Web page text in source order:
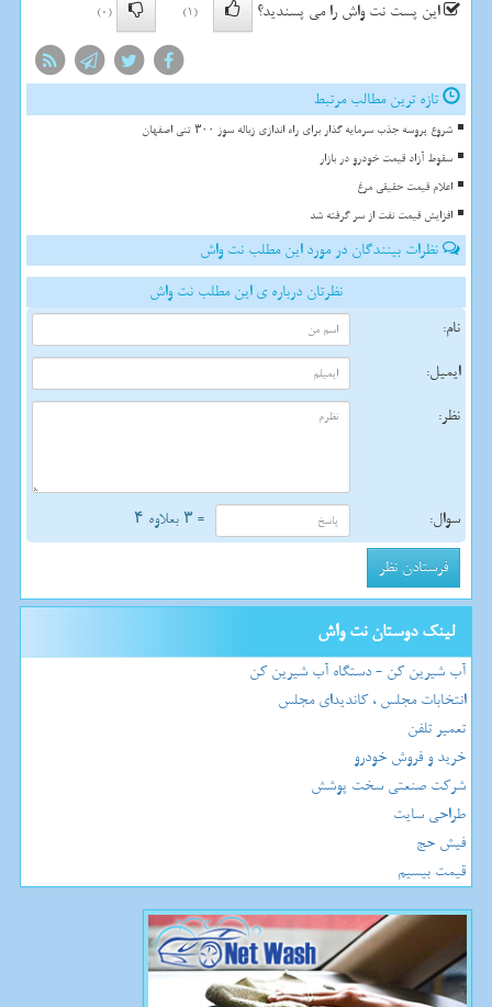
این پست نت واش را می پسندید؟ (1)
(0)
تازه ترین مطالب مرتبط
شروع پروسه جذب سرمایه گذار برای راه اندازی زباله سوز ۳۰۰ تنی اصفهان
سقوط آزاد قیمت خودرو در بازار
اعلام قیمت حقیقی مرغ
افزایش قیمت نفت از سر گرفته شد
نظرات بینندگان در مورد این مطلب نت واش
نظرتان درباره ی این مطلب نت واش
نام:
ایمیل:
نظر:
سوال: = ۳ بعلاوه ۴
لینک دوستان نت واش
آب شیرین کن - دستگاه آب شیرین کن
انتخابات مجلس ، کاندیدای مجلس
تعمیر تلفن
خرید و فروش خودرو
شرکت صنعتی سخت پوشش
طراحی سایت
فیش حج
قیمت بیسیم